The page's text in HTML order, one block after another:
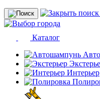
Каталог
Интерьер